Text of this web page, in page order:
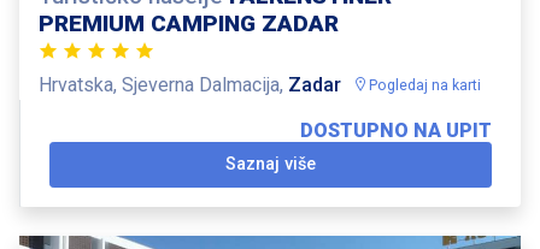
PREMIUM CAMPING ZADAR
Hrvatska, Sjeverna Dalmacija, Zadar Pogledaj na karti
DOSTUPNO NA UPIT
Saznaj više